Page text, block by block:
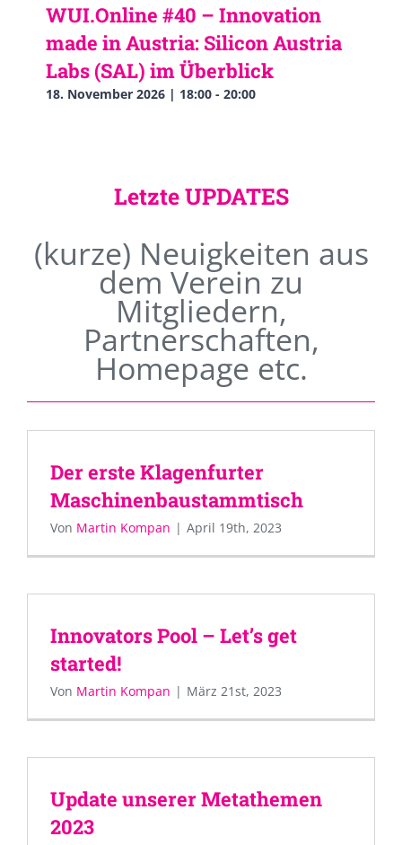
WUI.Online #40 – Innovation
made in Austria: Silicon Austria
Labs (SAL) im Überblick
18. November 2026 | 18:00 - 20:00
Letzte UPDATES
(kurze) Neuigkeiten aus
dem Verein zu
Mitgliedern,
Partnerschaften,
Homepage etc.
Der erste Klagenfurter
Maschinenbaustammtisch
Von Martin Kompan | April 19th, 2023
Innovators Pool – Let’s get
started!
Von Martin Kompan | März 21st, 2023
Update unserer Metathemen
2023